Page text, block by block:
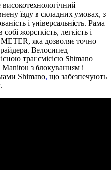
їзду в складних умовах, з
і універсальність. Рама
жорсткість, легкість і
яка дозволяє точно
Велосипед
трансмісією Shimano
з блокуванням і
Shimano, що забезпечують